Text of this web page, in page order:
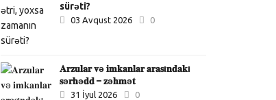
sürəti?
03 Avqust 2026 0
𝐀𝐫𝐳𝐮𝐥𝐚𝐫 𝐯ə 𝐢𝐦𝐤𝐚𝐧𝐥𝐚𝐫 𝐚𝐫𝐚𝐬ı𝐧𝐝𝐚𝐤ı
𝐬ə𝐫𝐡ə𝐝𝐝 – 𝐳ə𝐡𝐦ə𝐭
31 İyul 2026 0